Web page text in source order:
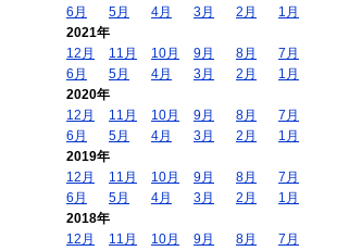
6月
5月 4月 3月 2月
1月
2021年
12月
11月 10月 9月 8月
7月
6月
5月 4月 3月 2月
1月
2020年
12月
11月 10月 9月 8月
7月
6月
5月 4月 3月 2月
1月
2019年
12月
11月 10月 9月 8月
7月
6月
5月 4月 3月 2月
1月
2018年
12月
11月 10月 9月 8月
7月